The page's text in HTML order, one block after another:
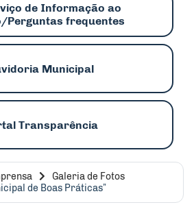
de Informação ao
Perguntas frequentes
Municipal
Transparência
Galeria de Fotos
de Boas Práticas”